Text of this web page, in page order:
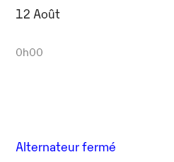
12 Août
0h00
Alternateur fermé